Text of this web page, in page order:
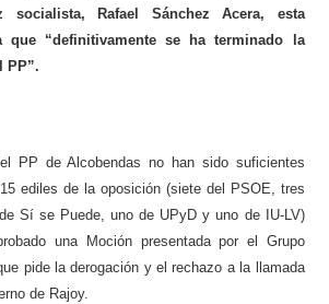
socialista, Rafael Sánchez Acera, esta
que “definitivamente se ha terminado la
PP”.
PP de Alcobendas no han sido suficientes
ediles de la oposición (siete del PSOE, tres
Sí se Puede, uno de UPyD y uno de IU-LV)
una Moción presentada por el Grupo
pide la derogación y el rechazo a la llamada
de Rajoy.